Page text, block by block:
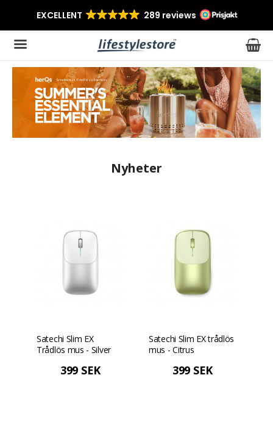
Produkten har blivit tillagd i varukorgen
Nyheter
Satechi Slim EX
Trådlös mus - Silver
399 SEK
Satechi Slim EX trådlös
mus - Citrus
399 SEK